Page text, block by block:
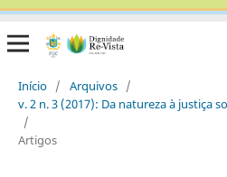
Início / Arquivos /
v. 2 n. 3 (2017): Da natureza à justiça
/
Artigos